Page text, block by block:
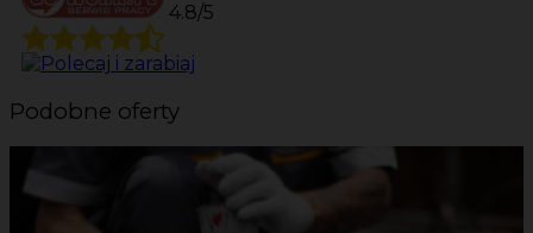
4.8/5
Podobne oferty